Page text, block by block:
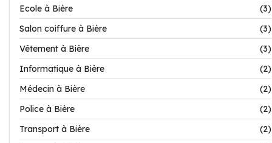
Ecole à Bière
(3)
Salon coiffure à Bière
(3)
Vêtement à Bière
(3)
Informatique à Bière
(2)
Médecin à Bière
(2)
Police à Bière
(2)
Transport à Bière
(2)